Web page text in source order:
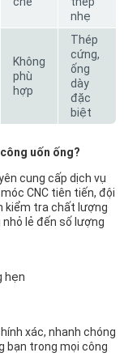
nhẹ
Không
phù
hợp
Thép
cứng,
ống
dày
đặc
biệt
uốn ống?
cung cấp dịch vụ
CNC tiên tiến, đội
kiểm tra chất lượng
lẻ đến số lượng
hẹn
xác, nhanh chóng
bạn trong mọi công